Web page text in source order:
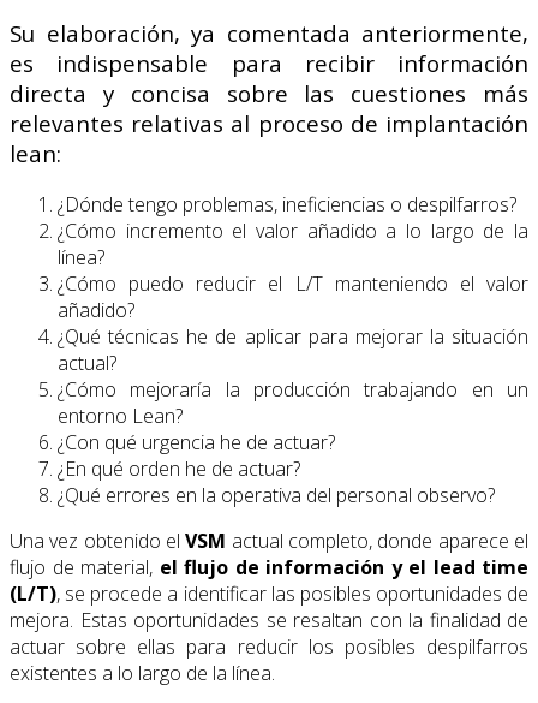
Su elaboración, ya comentada anteriormente,
es indispensable para recibir información
directa y concisa sobre las cuestiones más
relevantes relativas al proceso de implantación
lean:
¿Dónde tengo problemas, ineficiencias o despilfarros?
¿Cómo incremento el valor añadido a lo largo de la
línea?
¿Cómo puedo reducir el L/T manteniendo el valor
añadido?
¿Qué técnicas he de aplicar para mejorar la situación
actual?
¿Cómo mejoraría la producción trabajando en un
entorno Lean?
¿Con qué urgencia he de actuar?
¿En qué orden he de actuar?
¿Qué errores en la operativa del personal observo?
Una vez obtenido elVSM actual completo, donde aparece el
flujo de material, el flujo de información y el lead time
(L/T), se procede a identificar las posibles oportunidades de
mejora. Estas oportunidades se resaltan con la finalidad de
actuar sobre ellas para reducir los posibles despilfarros
existentes a lo largo de la línea.